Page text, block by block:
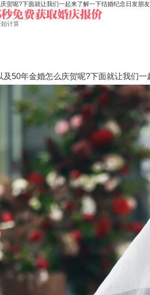
呢?下面就让我们一起来了解一下结婚纪念日发朋友
计算
年金婚怎么庆贺呢?下面就让我们一